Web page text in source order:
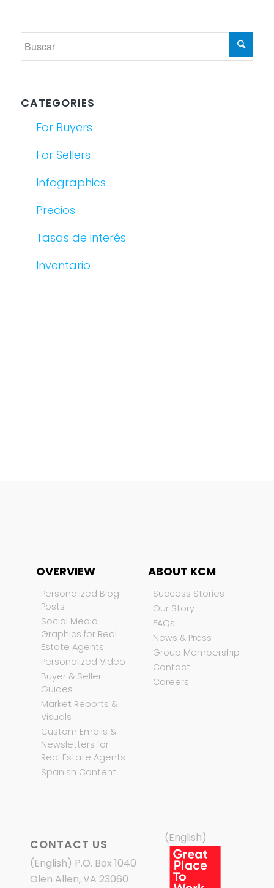
CATEGORIES
For Buyers
For Sellers
Infographics
Precios
Tasas de interés
Inventario
OVERVIEW
Personalized Blog
Posts
Social Media
Graphics for Real
Estate Agents
Personalized Video
Buyer & Seller
Guides
Market Reports &
Visuals
Custom Emails &
Newsletters for
Real Estate Agents
Spanish Content
ABOUT KCM
Success Stories
Our Story
FAQs
News & Press
Group Membership
Contact
Careers
CONTACT US
(English) P.O. Box 1040
Glen Allen, VA 23060
(English)